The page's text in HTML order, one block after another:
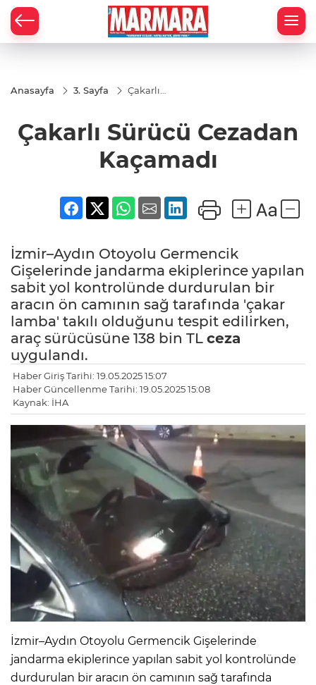
Anasayfa 3. Sayfa
Çakarlı
Kaçamadı
Çakarlı Sürücü Cezadan
Kaçamadı
İzmir–Aydın Otoyolu Germencik
Gişelerinde jandarma ekiplerince yapılan
sabit yol kontrolünde durdurulan bir
aracın ön camının sağ tarafında 'çakar
lamba' takılı olduğunu tespit edilirken,
araç sürücüsüne 138 bin TL ceza
uygulandı.
Haber Giriş Tarihi: 19.05.2025 15:07
Haber Güncellenme Tarihi: 19.05.2025 15:08
Kaynak: İHA
İzmir–Aydın Otoyolu Germencik Gişelerinde
jandarma ekiplerince yapılan sabit yol kontrolünde
durdurulan bir aracın ön camının sağ tarafında